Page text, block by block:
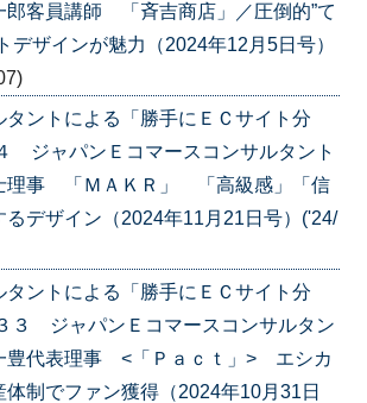
客員講師 「斉吉商店」／圧倒的”て
デザインが魅力（2024年12月5日号）
タントによる「勝手にＥＣサイト分
ジャパンＥコマースコンサルタント
事 「ＭＡＫＲ」 「高級感」「信
るデザイン（2024年11月21日号）('24/
タントによる「勝手にＥＣサイト分
ジャパンＥコマースコンサルタン
豊代表理事 <「Ｐａｃｔ」> エシカ
体制でファン獲得（2024年10月31日